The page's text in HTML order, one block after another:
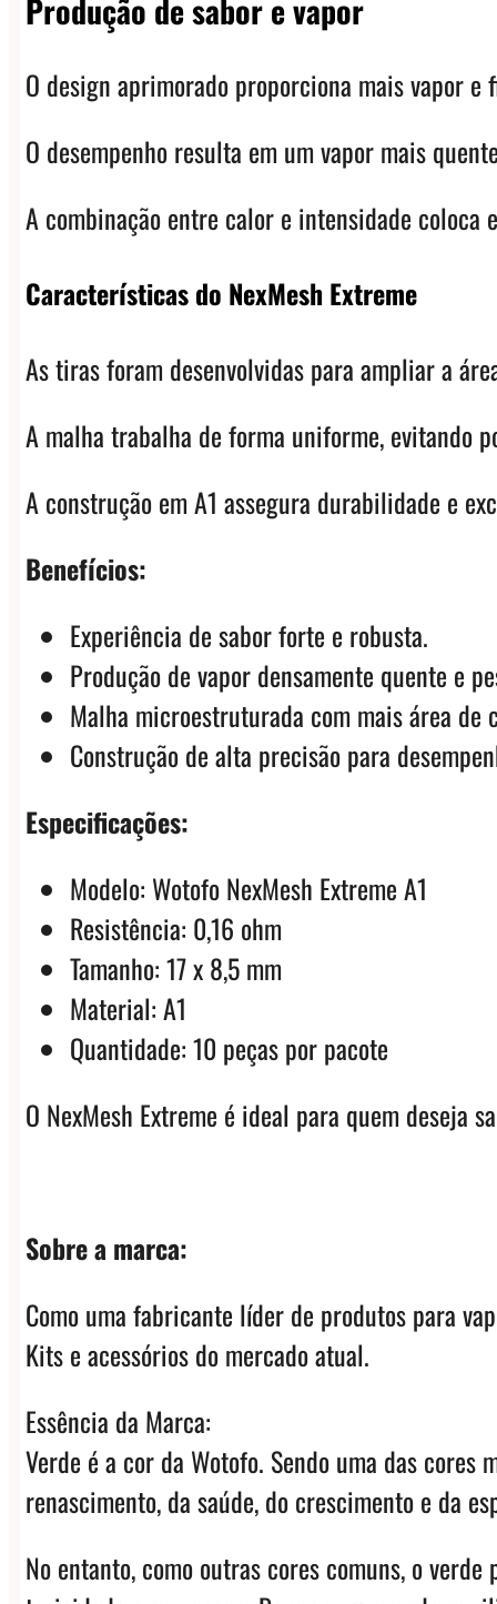
Produção de sabor e vapor
O design aprimorado proporciona mais vapor
O desempenho resulta em um vapor mais
A combinação entre calor e intensidade coloca
Características do NexMesh Extreme
As tiras foram desenvolvidas para ampliar a
A malha trabalha de forma uniforme, evitando
A construção em A1 assegura durabilidade e
Benefícios:
Experiência de sabor forte e robusta.
Produção de vapor densamente quente e
Malha microestruturada com mais área de
Construção de alta precisão para
Especificações:
Modelo: Wotofo NexMesh Extreme A1
Resistência: 0,16 ohm
Tamanho: 17 x 8,5 mm
Material: A1
Quantidade: 10 peças por pacote
O NexMesh Extreme é ideal para quem deseja
Sobre a marca:
Como uma fabricante líder de produtos para
Kits e acessórios do mercado atual.
Essência da Marca:
Verde é a cor da Wotofo. Sendo uma das
renascimento, da saúde, do crescimento e da
No entanto, como outras cores comuns, o